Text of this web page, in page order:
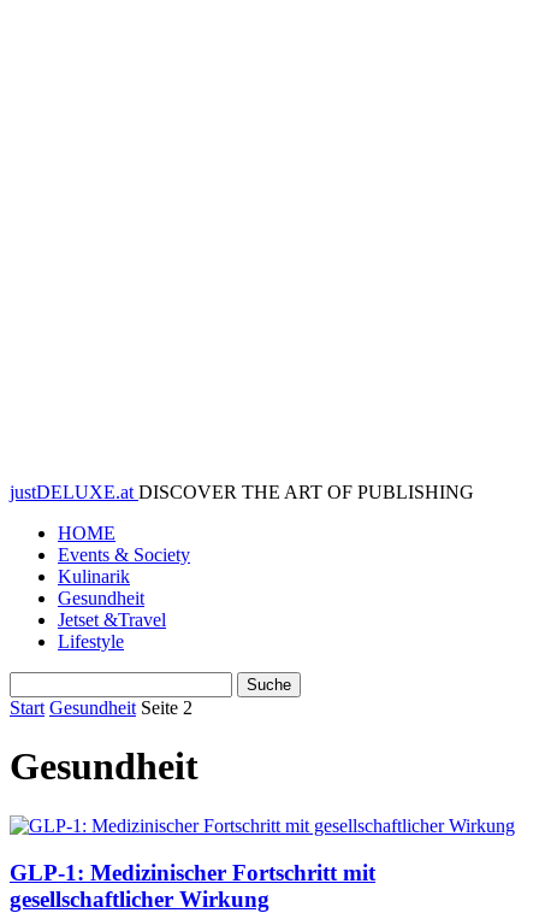
justDELUXE.at DISCOVER THE ART OF PUBLISHING
HOME
Events & Society
Kulinarik
Gesundheit
Jetset &Travel
Lifestyle
Start Gesundheit Seite 2
Gesundheit
GLP-1: Medizinischer Fortschritt mit
gesellschaftlicher Wirkung